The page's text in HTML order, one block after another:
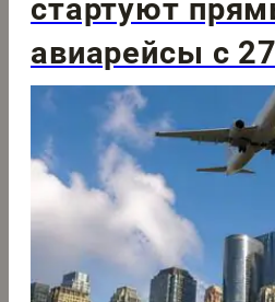
стартуют
авиарейсы с